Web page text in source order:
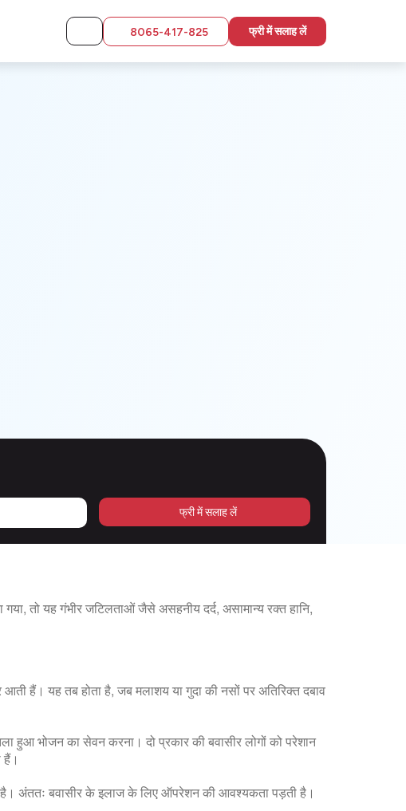
8065-417-825 फ्री में सलाह लें
फ्री में सलाह लें
तो यह गंभीर जटिलताओं जैसे असहनीय दर्द, असामान्य रक्त हानि,
हैं। यह तब होता है, जब मलाशय या गुदा की नसों पर अतिरिक्त दबाव
हुआ भोजन का सेवन करना। दो प्रकार की बवासीर लोगों को परेशान
हैं।
अंततः बवासीर के इलाज के लिए ऑपरेशन की आवश्यकता पड़ती है।